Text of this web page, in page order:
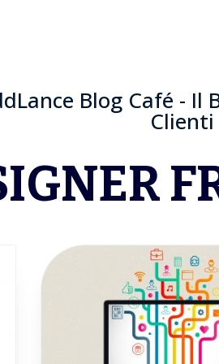
Blog Café -
Clienti